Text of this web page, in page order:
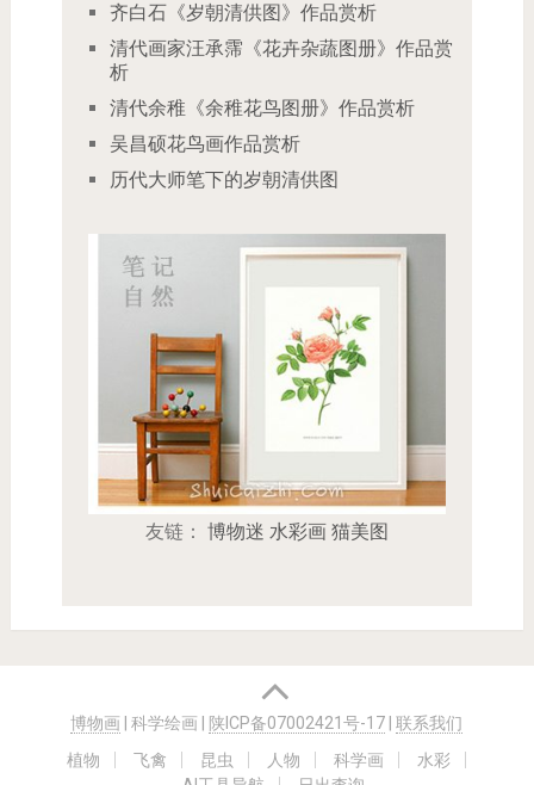
齐白石《岁朝清供图》作品赏析
清代画家汪承霈《花卉杂蔬图册》作品赏
析
清代余稚《余稚花鸟图册》作品赏析
吴昌硕花鸟画作品赏析
历代大师笔下的岁朝清供图
友链： 博物迷 水彩画 猫美图
博物画 | 科学绘画 | 陕ICP备07002421号-17 |联系我们
植物
飞禽 昆虫 人物 科学画
水彩